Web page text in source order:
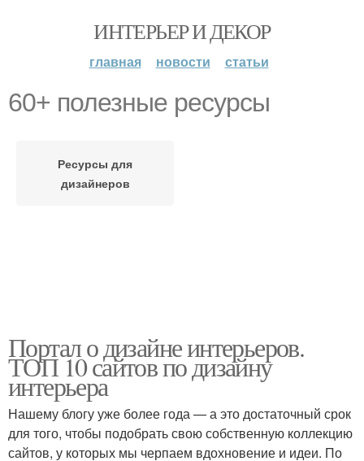
ИНТЕРЬЕР И ДЕКОР
главная новости статьи
60+ полезные ресурсы
Ресурсы для
дизайнеров
Портал о дизайне интерьеров.
ТОП 10 сайтов по дизайну
интерьера
Нашему блогу уже более года — а это достаточный срок
для того, чтобы подобрать свою собственную коллекцию
сайтов, у которых мы черпаем вдохновение и идеи. По